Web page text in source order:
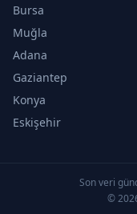
Bursa
Muğla
Adana
Gaziantep
Konya
Eskişehir
Son veri
©